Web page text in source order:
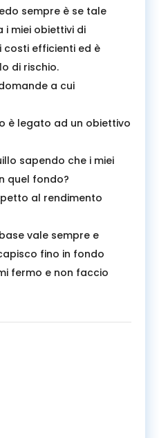
sempre è se tale
i miei obiettivi di
costi efficienti ed è
di rischio.
a cui
è legato ad un obiettivo
sapendo che i miei
quel fondo?
al rendimento
vale sempre e
fino in fondo
fermo e non faccio